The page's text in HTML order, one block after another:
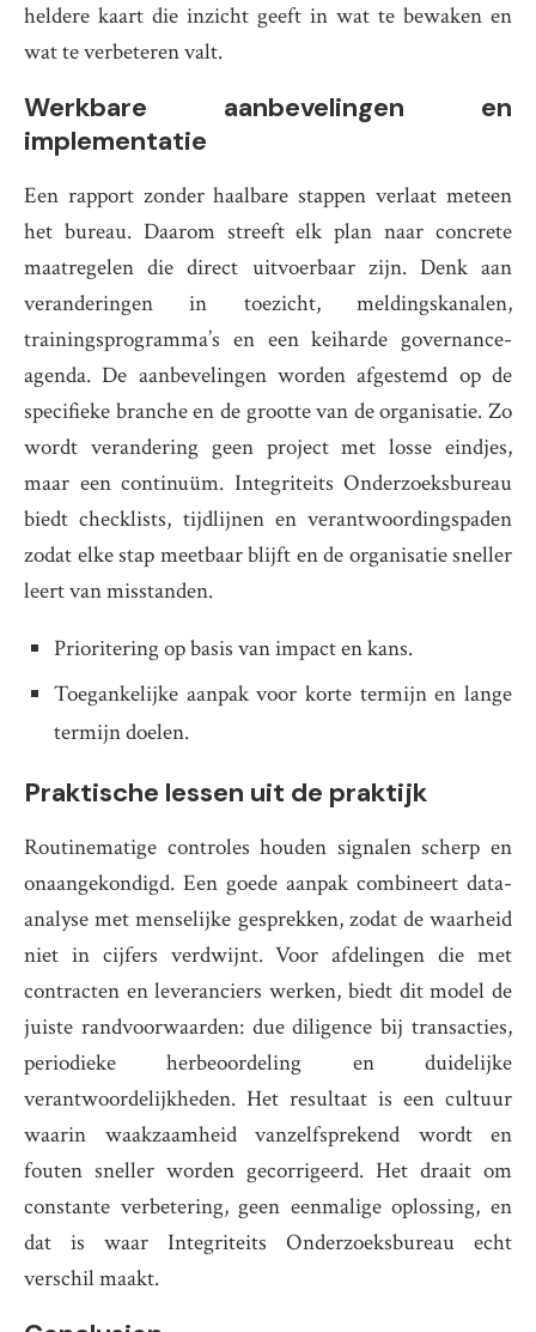
heldere kaart die inzicht geeft in wat te bewaken en
wat te verbeteren valt.
Werkbare aanbevelingen en
implementatie
Een rapport zonder haalbare stappen verlaat meteen
het bureau. Daarom streeft elk plan naar concrete
maatregelen die direct uitvoerbaar zijn. Denk aan
veranderingen in toezicht, meldingskanalen,
trainingsprogramma’s en een keiharde governance-
agenda. De aanbevelingen worden afgestemd op de
specifieke branche en de grootte van de organisatie. Zo
wordt verandering geen project met losse eindjes,
maar een continuüm. Integriteits Onderzoeksbureau
biedt checklists, tijdlijnen en verantwoordingspaden
zodat elke stap meetbaar blijft en de organisatie sneller
leert van misstanden.
Prioritering op basis van impact en kans.
Toegankelijke aanpak voor korte termijn en lange
termijn doelen.
Praktische lessen uit de praktijk
Routinematige controles houden signalen scherp en
onaangekondigd. Een goede aanpak combineert data-
analyse met menselijke gesprekken, zodat de waarheid
niet in cijfers verdwijnt. Voor afdelingen die met
contracten en leveranciers werken, biedt dit model de
juiste randvoorwaarden: due diligence bij transacties,
periodieke herbeoordeling en duidelijke
verantwoordelijkheden. Het resultaat is een cultuur
waarin waakzaamheid vanzelfsprekend wordt en
fouten sneller worden gecorrigeerd. Het draait om
constante verbetering, geen eenmalige oplossing, en
dat is waar Integriteits Onderzoeksbureau echt
verschil maakt.